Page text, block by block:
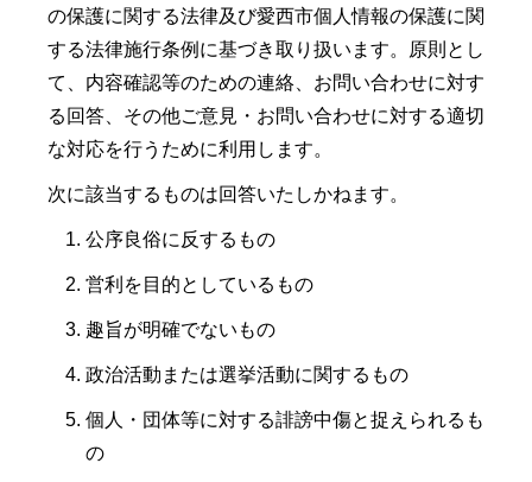
の保護に関する法律及び愛西市個人情報の保護に関
する法律施行条例に基づき取り扱います。原則とし
て、内容確認等のための連絡、お問い合わせに対す
る回答、その他ご意見・お問い合わせに対する適切
な対応を行うために利用します。
次に該当するものは回答いたしかねます。
公序良俗に反するもの
営利を目的としているもの
趣旨が明確でないもの
政治活動または選挙活動に関するもの
個人・団体等に対する誹謗中傷と捉えられるも
の